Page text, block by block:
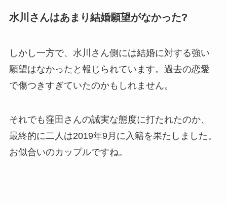
水川さんはあまり結婚願望がなかった?
しかし一方で、水川さん側には結婚に対する強い
願望はなかったと報じられています。過去の恋愛
で傷つきすぎていたのかもしれません。
それでも窪田さんの誠実な態度に打たれたのか、
最終的に二人は2019年9月に入籍を果たしました。
お似合いのカップルですね。